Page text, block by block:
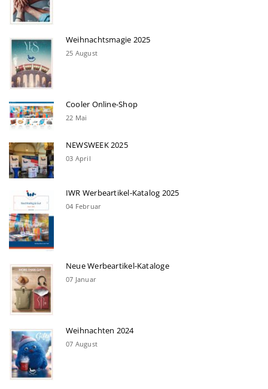
Weihnachtsmagie 2025
25 August
Cooler Online-Shop
22 Mai
NEWSWEEK 2025
03 April
IWR Werbeartikel-Katalog 2025
04 Februar
Neue Werbeartikel-Kataloge
07 Januar
Weihnachten 2024
07 August